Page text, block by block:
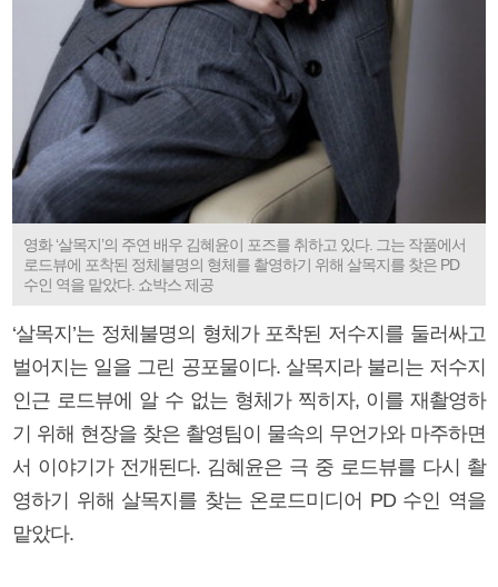
영화 ‘살목지’의 주연 배우 김혜윤이 포즈를 취하고 있다. 그는 작품에서
로드뷰에 포착된 정체불명의 형체를 촬영하기 위해 살목지를 찾은 PD
수인 역을 맡았다. 쇼박스 제공
‘살목지’는 정체불명의 형체가 포착된 저수지를 둘러싸고
벌어지는 일을 그린 공포물이다. 살목지라 불리는 저수지
인근 로드뷰에 알 수 없는 형체가 찍히자, 이를 재촬영하
기 위해 현장을 찾은 촬영팀이 물속의 무언가와 마주하면
서 이야기가 전개된다. 김혜윤은 극 중 로드뷰를 다시 촬
영하기 위해 살목지를 찾는 온로드미디어 PD 수인 역을
맡았다.